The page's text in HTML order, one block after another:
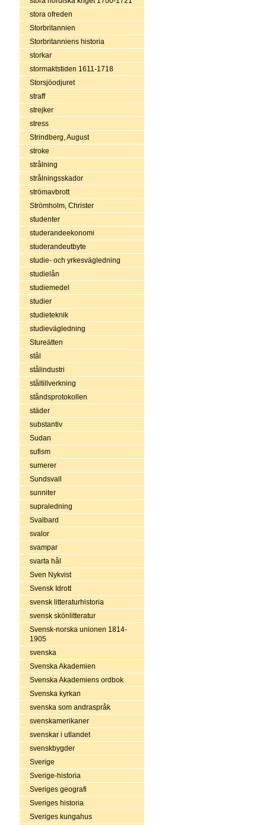
stora ofreden
Storbritannien
Storbritanniens historia
storkar
stormaktstiden 1611-1718
Storsjöodjuret
straff
strejker
stress
Strindberg, August
stroke
strålning
strålningsskador
strömavbrott
Strömholm, Christer
studenter
studerandeekonomi
studerandeutbyte
studie- och yrkesvägledning
studielån
studiemedel
studier
studieteknik
studievägledning
Stureätten
stål
stålindustri
ståltillverkning
ståndsprotokollen
städer
substantiv
Sudan
sufism
sumerer
Sundsvall
sunniter
supraledning
Svalbard
svalor
svampar
svarta hål
Sven Nykvist
Svensk Idrott
svensk litteraturhistoria
svensk skönlitteratur
Svensk-norska unionen 1814-
1905
svenska
Svenska Akademien
Svenska Akademiens ordbok
Svenska kyrkan
svenska som andraspråk
svenskamerikaner
svenskar i utlandet
svenskbygder
Sverige
Sverige-historia
Sveriges geografi
Sveriges historia
Sveriges kungahus